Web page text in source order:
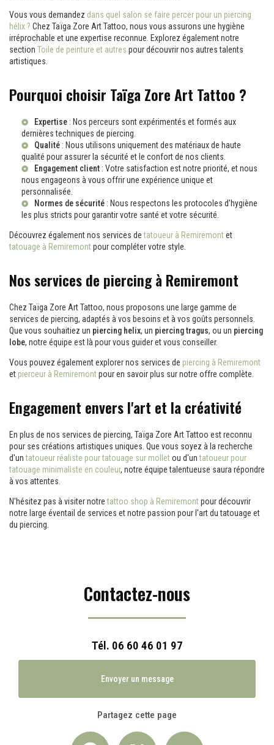
Vous vous demandez dans quel salon se faire percer pour un piercing
hélix ? Chez Taïga Zore Art Tattoo, nous vous assurons une hygiène
irréprochable et une expertise reconnue. Explorez également notre
section Toile de peinture et autres pour découvrir nos autres talents
artistiques.
Pourquoi choisir Taïga Zore Art Tattoo ?
Expertise : Nos perceurs sont expérimentés et formés aux
dernières techniques de piercing.
Qualité : Nous utilisons uniquement des matériaux de haute
qualité pour assurer la sécurité et le confort de nos clients.
Engagement client : Votre satisfaction est notre priorité, et nous
nous engageons à vous offrir une expérience unique et
personnalisée.
Normes de sécurité : Nous respectons les protocoles d'hygiène
les plus stricts pour garantir votre santé et votre sécurité.
Découvrez également nos services detatoueur à Remiremontet
tatouage à Remiremontpour compléter votre style.
Nos services de piercing à Remiremont
Chez Taïga Zore Art Tattoo, nous proposons une large gamme de
services de piercing, adaptés à vos besoins et à vos goûts personnels.
Que vous souhaitiez un piercing helix, un piercing tragus, ou un piercing
lobe, notre équipe est là pour vous guider et vous conseiller.
Vous pouvez également explorer nos services de piercing à Remiremont
et pierceur à Remiremontpour en savoir plus sur notre offre complète.
Engagement envers l'art et la créativité
En plus de nos services de piercing, Taïga Zore Art Tattoo est reconnu
pour ses créations artistiques uniques. Que vous soyez à la recherche
d'untatoueur réaliste pour tatouage sur molletou d'untatoueur pour
tatouage minimaliste en couleur, notre équipe talentueuse saura répondre
à vos attentes.
N'hésitez pas à visiter notretattoo shop à Remiremontpour découvrir
notre large éventail de services et notre passion pour l'art du tatouage et
du piercing.
Contactez-nous
Tél. 06 60 46 01 97
Envoyer un message
Partagez cette page
Facebook